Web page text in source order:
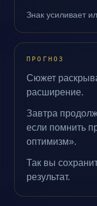
Знак усиливает
ПРОГНОЗ
Сюжет
расширение.
Завтра
если помнить
оптимизм».
Так вы
результат.